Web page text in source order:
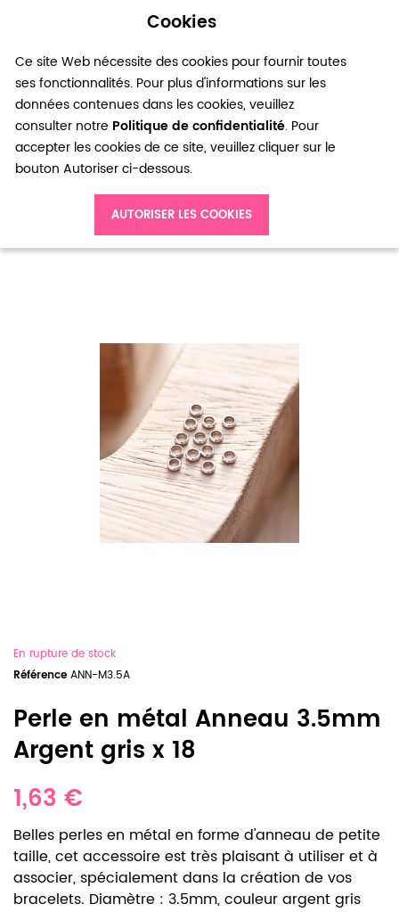
Cookies
Ce site Web nécessite des cookies pour fournir toutes
ses fonctionnalités. Pour plus d'informations sur les
données contenues dans les cookies, veuillez
consulter notre Politique de confidentialité. Pour
accepter les cookies de ce site, veuillez cliquer sur le
bouton Autoriser ci-dessous.
AUTORISER LES COOKIES
0
Perle en métal Anneau 3.5mm Argent gris x 18
En rupture de stock
Référence ANN-M3.5A
Perle en métal Anneau 3.5mm
Argent gris x 18
1,63 €
Belles perles en métal en forme d'anneau de petite
taille, cet accessoire est très plaisant à utiliser et à
associer, spécialement dans la création de vos
bracelets. Diamètre : 3.5mm, couleur argent gris